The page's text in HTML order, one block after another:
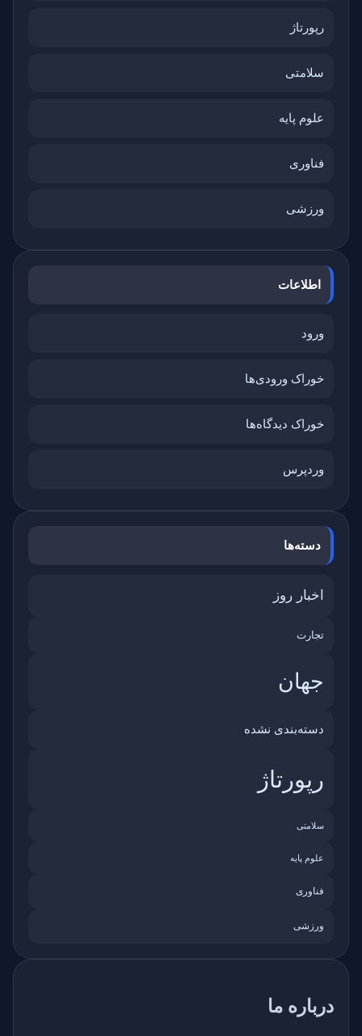
رپورتاژ
سلامتی
علوم پایه
فناوری
ورزشی
اطلاعات
ورود
خوراک ورودی‌ها
خوراک دیدگاه‌ها
وردپرس
دسته‌ها
اخبار روز
تجارت
جهان
دسته‌بندی نشده
رپورتاژ
سلامتی
علوم پایه
فناوری
ورزشی
درباره ما